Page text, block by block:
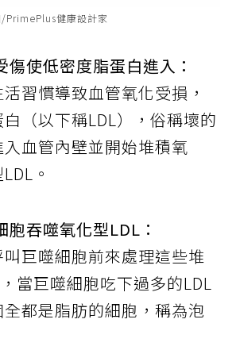
PrimePlus健康設計家
使低密度脂蛋白進入：
習慣導致血管氧化受損，
（以下稱LDL），俗稱壞的
血管內壁並開始堆積氧
。
吞噬氧化型LDL：
巨噬細胞前來處理這些堆
當巨噬細胞吃下過多的LDL
都是脂肪的細胞，稱為泡